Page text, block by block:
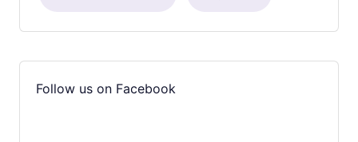
Follow us on Facebook